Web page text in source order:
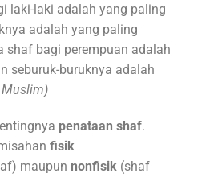
laki-laki adalah yang paling
adalah yang paling
shaf bagi perempuan adalah
seburuk-buruknya adalah
Muslim)
penataan shaf.
fisik
maupun nonfisik (shaf